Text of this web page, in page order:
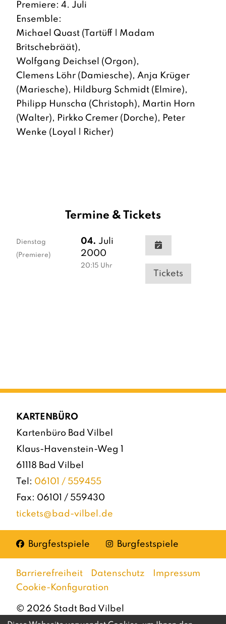
Premiere: 4. Juli
Ensemble:
Michael Quast (Tartüff | Madam
Britschebräät),
Wolfgang Deichsel (Orgon),
Clemens Löhr (Damiesche), Anja Krüger
(Mariesche), Hildburg Schmidt (Elmire),
Philipp Hunscha (Christoph), Martin Horn
(Walter), Pirkko Cremer (Dorche), Peter
Wenke (Loyal | Richer)
Termine & Tickets
Dienstag
(Premiere)
04. Juli
2000
20:15 Uhr
Tickets
KARTENBÜRO
Kartenbüro Bad Vilbel
Klaus-Havenstein-Weg 1
61118 Bad Vilbel
Tel: 06101 / 559455
Fax: 06101 / 559430
tickets@bad-vilbel.de
Facebook
Burgfestspiele Instagram
Burgfestspiele
© 2026 Stadt Bad Vilbel
Barrierefreiheit Datenschutz
Impressum
Cookie-Konfiguration